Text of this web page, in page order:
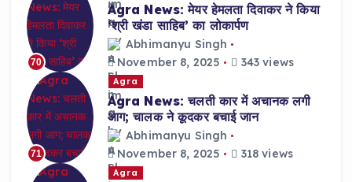
70
Agra News: मेयर हेमलता दिवाकर ने किया
‘श्री खंडा साहिब’ का लोकार्पण
Abhimanyu Singh
November 8, 2025
343 views
71
Agra
Agra News: चलती कार में अचानक लगी
आग; चालक ने कूदकर बचाई जान
Abhimanyu Singh
November 8, 2025
318 views
Agra